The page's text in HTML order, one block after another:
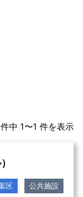
中 1〜1 件を表示
区 公共施設